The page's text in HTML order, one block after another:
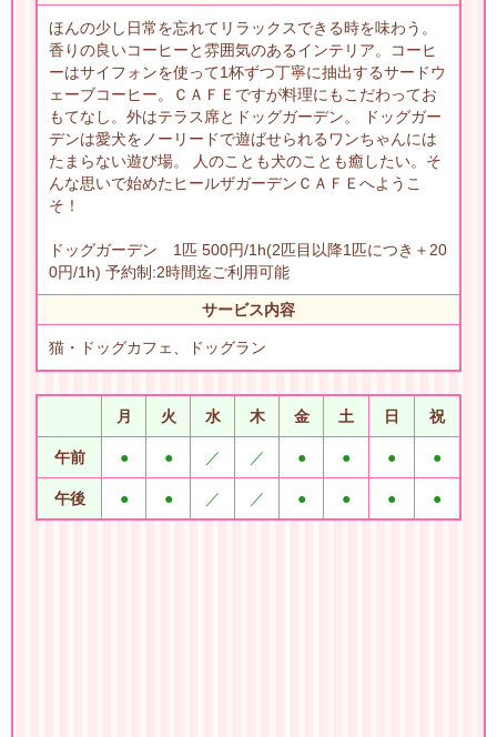
ほんの少し日常を忘れてリラックスできる時を味わう。
香りの良いコーヒーと雰囲気のあるインテリア。コーヒ
ーはサイフォンを使って1杯ずつ丁寧に抽出するサードウ
ェーブコーヒー。ＣＡＦＥですが料理にもこだわってお
もてなし。外はテラス席とドッグガーデン。 ドッグガー
デンは愛犬をノーリードで遊ばせられるワンちゃんには
たまらない遊び場。 人のことも犬のことも癒したい。そ
んな思いで始めたヒールザガーデンＣＡＦＥへようこ
そ！
ドッグガーデン 1匹 500円/1h(2匹目以降1匹につき＋20
0円/1h) 予約制:2時間迄ご利用可能
サービス内容
猫・ドッグカフェ、ドッグラン
月 火 水 木 金 土 日 祝
午前 ● ● ／ ／ ● ● ● ●
午後 ● ● ／ ／ ● ● ● ●